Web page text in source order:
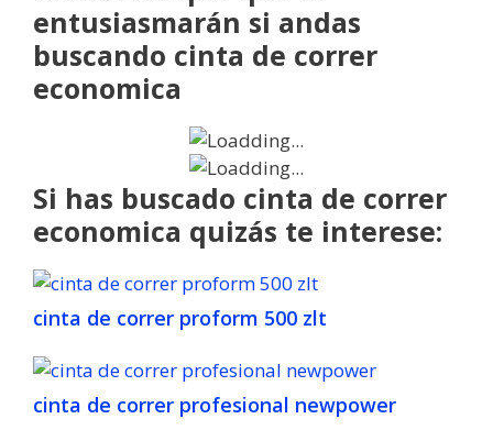
entusiasmarán si andas
buscando cinta de correr
economica
Si has buscado cinta de correr
economica quizás te interese:
cinta de correr proform 500 zlt
cinta de correr profesional newpower